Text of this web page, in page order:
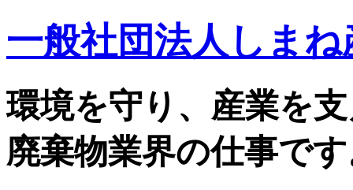
一般社団法人しま
環境を守り、産業を
廃棄物業界の仕事で